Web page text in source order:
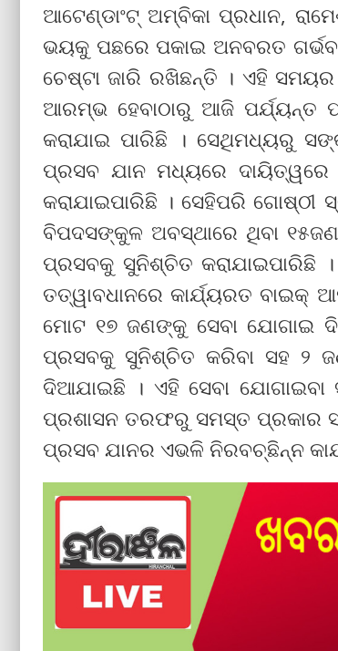
ଆଟେଣ୍ଡାଂଟ୍ ଅମ୍ବିକା ପ୍ରଧାନ,
ଭୟକୁ ପଛରେ ପକାଇ ଅନବରତ
ଚେଷ୍ଟା ଜାରି ରଖିଛନ୍ତି । ଏହି
ଆରମ୍ଭ ହେବାଠାରୁ ଆଜି
କରାଯାଇ ପାରିଛି । ସେଥିମଧ୍ୟରୁ
ପ୍ରସବ ଯାନ ମଧ୍ୟରେ ଦାୟିତ୍ୱରେ
କରାଯାଇପାରିଛି । ସେହିପରି ଗୋଷ୍ଠୀ
ବିପଦସଙ୍କୁଳ ଅବସ୍ଥାରେ ଥିବା
ପ୍ରସବକୁ ସୁନିଶ୍ଚିତ କରାଯାଇପାରିଛି
ତତ୍ୱାବଧାନରେ କାର୍ଯ୍ୟରତ ବାଇକ୍
ମୋଟ ୧୭ ଜଣଙ୍କୁ ସେବା ଯୋଗାଇ
ପ୍ରସବକୁ ସୁନିଶ୍ଚିତ କରିବା ସହ ୨
ଦିଆଯାଇଛି । ଏହି ସେବା
ପ୍ରଶାସନ ତରଫରୁ ସମସ୍ତ ପ୍ରକାର
ପ୍ରସବ ଯାନର ଏଭଳି ନିରବଚ୍ଛିନ୍ନ